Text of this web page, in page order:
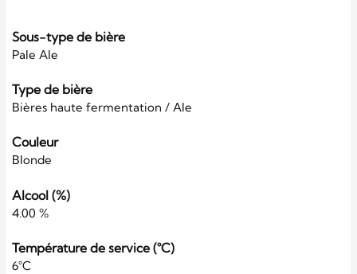
Sous-type de bière
Pale Ale
Type de bière
Bières haute fermentation / Ale
Couleur
Blonde
Alcool (%)
4.00 %
Température de service (°C)
6°C